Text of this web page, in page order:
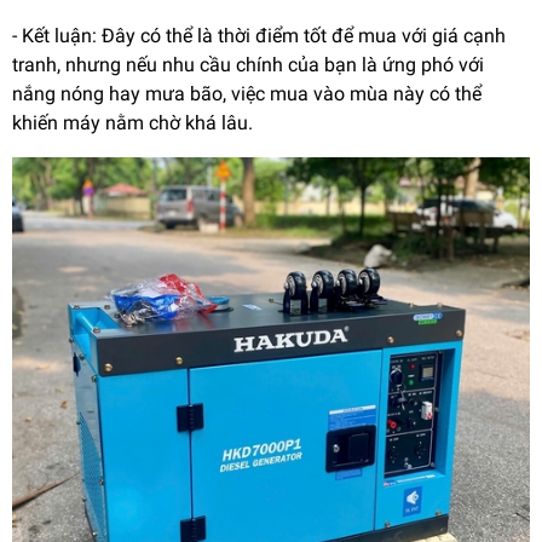
- Kết luận: Đây có thể là thời điểm tốt để mua với giá cạnh
tranh, nhưng nếu nhu cầu chính của bạn là ứng phó với
nắng nóng hay mưa bão, việc mua vào mùa này có thể
khiến máy nằm chờ khá lâu.